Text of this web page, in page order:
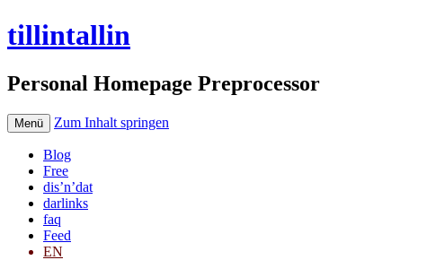
tillintallin
Personal Homepage Preprocessor
Menü Zum Inhalt springen
Blog
Free
dis’n’dat
darlinks
faq
Feed
EN